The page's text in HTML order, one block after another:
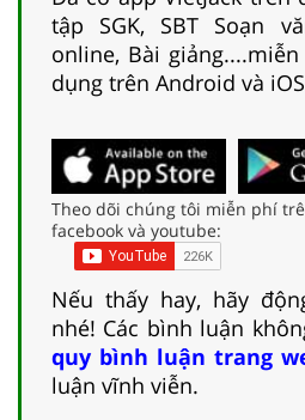
tập SGK, SBT Soạn
online, Bài
dụng trên Android và
Theo dõi chúng tôi miễn phí
facebook và youtube:
Nếu thấy hay, hãy
nhé! Các bình luận
quy bình luận trang
luận vĩnh viễn.